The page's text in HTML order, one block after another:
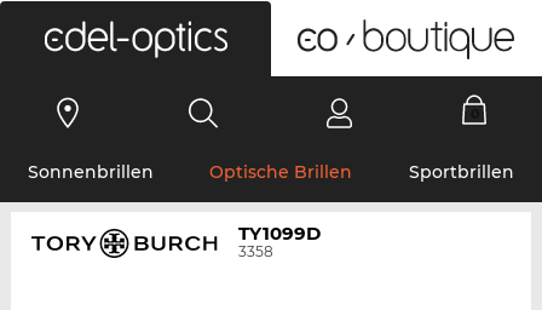
Sonnenbrillen Optische Brillen Sportbrillen
TY1099D
3358